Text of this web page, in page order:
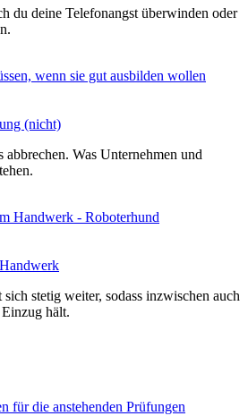
du deine Telefonangst überwinden oder
(nicht)
Was Unternehmen und
stetig weiter, sodass inzwischen auch
hält.
für die anstehenden Prüfungen